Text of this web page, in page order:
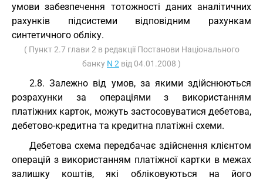
умови забезпечення тотожності даних аналітичних
рахунків підсистеми відповідним рахункам
синтетичного обліку.
( Пункт 2.7 глави 2 в редакції Постанови Національного
банку N 2 від 04.01.2008 )
2.8. Залежно від умов, за якими здійснюються
розрахунки за операціями з використанням
платіжних карток, можуть застосовуватися дебетова,
дебетово-кредитна та кредитна платіжні схеми.
Дебетова схема передбачає здійснення клієнтом
операцій з використанням платіжної картки в межах
залишку коштів, які обліковуються на його